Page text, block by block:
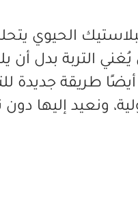
الحيوي
التربة بدل أن
طريقة جديدة
ونعيد إليها دون